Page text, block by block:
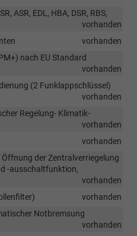
ASR, EDL, HBA, DSR, RBS,
vorhanden
vorhanden
nach EU Standard
vorhanden
(2 Funklappschlüssel)
vorhanden
Regelung- Klimatik-
vorhanden
vorhanden
der Zentralverriegelung
-ausschaltfunktion,
vorhanden
vorhanden
Notbremsung
vorhanden